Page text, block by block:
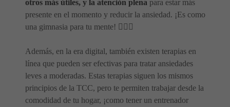
otros más útiles, y la atención plena para estar más
presente en el momento y reducir la ansiedad. ¡Es como
una gimnasia para tu mente! 🏋️‍♀️🧠
Además, en la era digital, también existen terapias en
línea que pueden ser efectivas para tratar ansiedades
leves a moderadas. Estas terapias siguen los mismos
principios de la TCC, pero te permiten trabajar desde la
comodidad de tu hogar, ¡como tener un entrenador